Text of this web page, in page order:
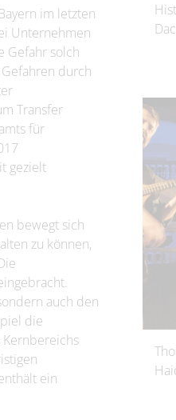
im letzten
Unternehmen
Gefahr solch
durch
Transfer
für
gezielt
bewegt sich
zu können,
auch den
die
Kernbereichs
ein